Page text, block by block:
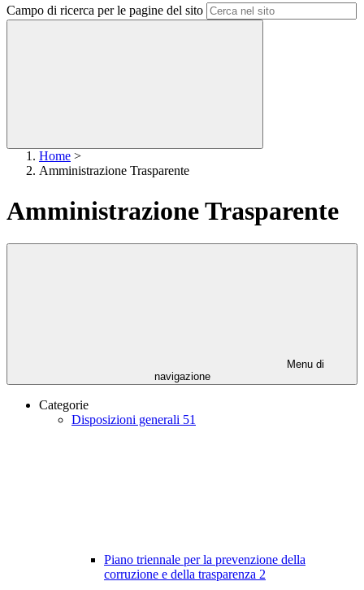
Campo di ricerca per le pagine del sito
Home >
Amministrazione Trasparente
Amministrazione Trasparente
Menu di
navigazione
Categorie
Disposizioni generali 51
Piano triennale per la prevenzione della
corruzione e della trasparenza 2